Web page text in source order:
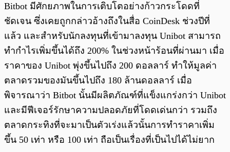
Bitbot มีศักยภาพในการเติบโตอย่างก้าวกระโดดที่
ชัดเจน ซึ่งเคยถูกกล่าวอ้างถึงในสื่อ CoinDesk ช่วงปีที่
แล้ว และสำหรับนักลงทุนที่เข้ามาลงทุน Unibot สามารถ
ทำกำไรเพิ่มขึ้นได้ถึง 200% ในช่วงหน้าร้อนที่ผ่านมา เมื่อ
ราคาของ Unibot พุ่งขึ้นไปถึง 200 ดอลลาร์ ทำให้มูลค่า
ตลาดรวมของมันขึ้นไปถึง 180 ล้านดอลลาร์ เมื่อ
พิจารณาว่า Bitbot นั้นมีผลิตภัณฑ์ที่แข็งแกร่งกว่า Unibot
และมีฟีเจอร์รักษาความปลอดภัยที่โดดเด่นกว่า รวมถึง
ตลาดกระทิงที่จะมาเป็นตัวเร่งแล้วนั้นการทำราคาเพิ่ม
ขึ้น 50 เท่า หรือ 100 เท่า ถือเป็นเรื่องที่เป็นไปได้ไม่ยาก